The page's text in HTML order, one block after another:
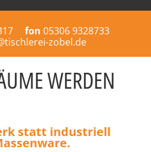
fon 05306 9328733
zobel.de
WERDEN
statt industriell